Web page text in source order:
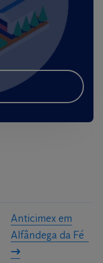
Anticimex em
Alfândega da Fé